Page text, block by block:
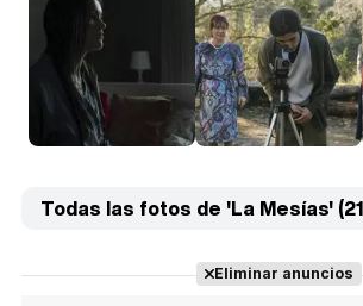
Todas las fotos de 'La Mesías'
Eliminar anuncios